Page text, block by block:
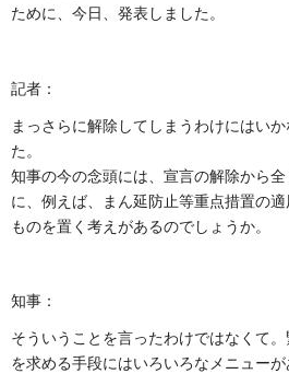
ために、今日、発表しました。
記者：
まっさらに解除してしまうわけにはい
た。
知事の今の念頭には、宣言の解除から
に、例えば、まん延防止等重点措置の
ものを置く考えがあるのでしょうか。
知事：
そういうことを言ったわけではなくて
を求める手段にはいろいろなメニュー